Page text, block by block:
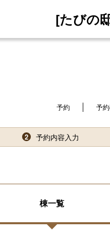
[たびの
予約
予
2 予約内容入力
棟一覧